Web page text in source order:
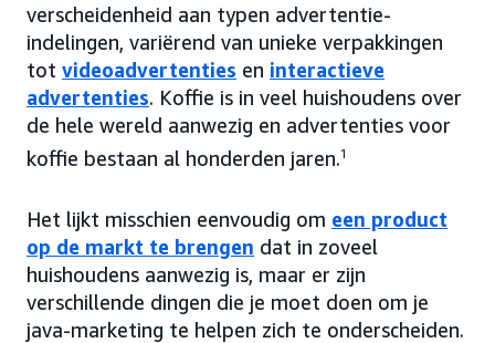
verscheidenheid aan typen advertentie-
indelingen, variërend van unieke verpakkingen
tot videoadvertenties en interactieve
advertenties. Koffie is in veel huishoudens over
de hele wereld aanwezig en advertenties voor
koffie bestaan al honderden jaren.1
Het lijkt misschien eenvoudig om een product
op de markt te brengen dat in zoveel
huishoudens aanwezig is, maar er zijn
verschillende dingen die je moet doen om je
java-marketing te helpen zich te onderscheiden.